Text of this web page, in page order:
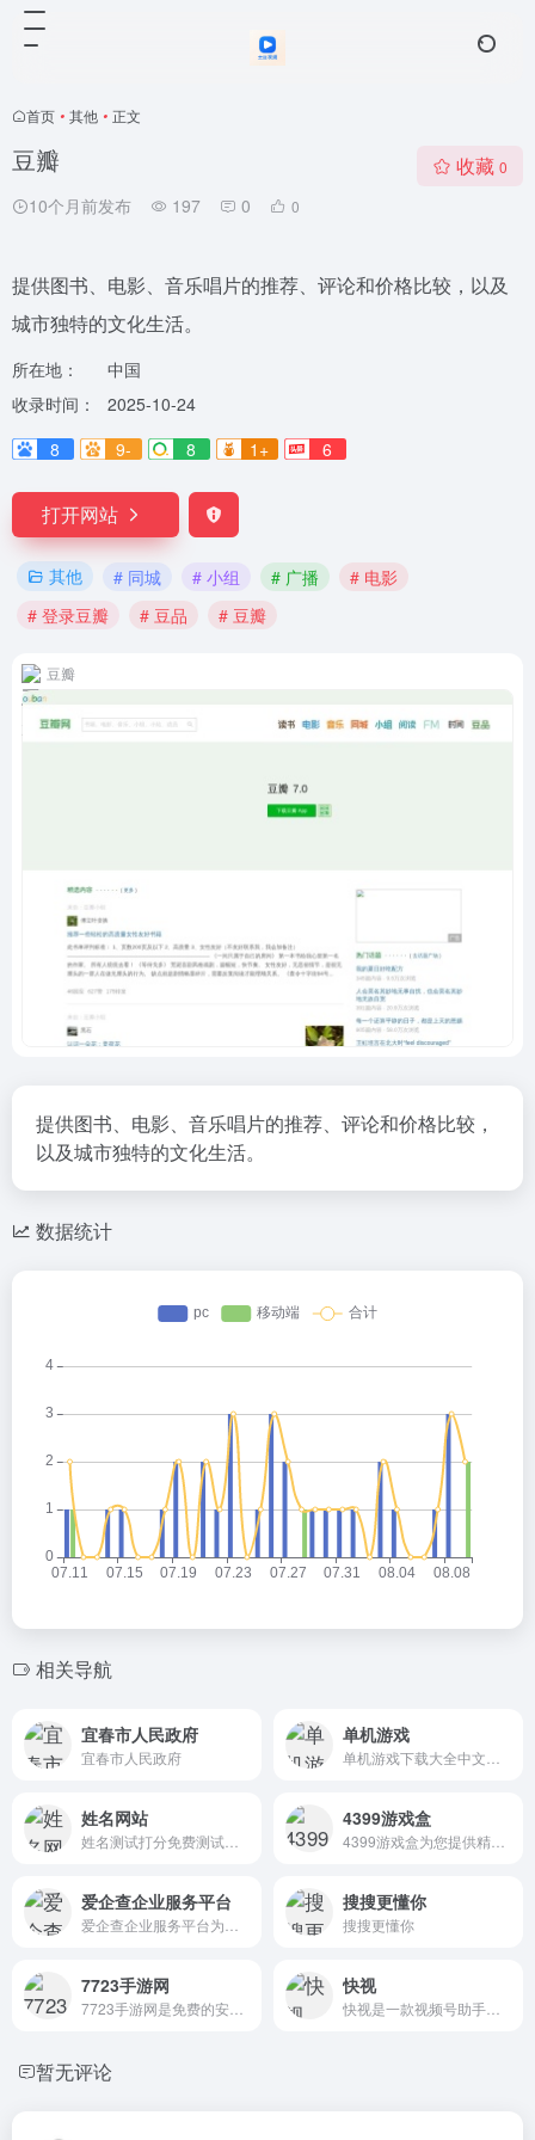
首页 • 其他 • 正文
豆瓣
10个月前发布 197 0 0
收藏 0
提供图书、电影、音乐唱片的推荐、评论和价格比较，以及
城市独特的文化生活。
所在地：
中国
收录时间：
2025-10-24
8
9- 8 1+ 6
打开网站
其他 # 同城 # 小组 # 广播
# 电影
# 登录豆瓣
# 豆品 # 豆瓣
豆瓣
提供图书、电影、音乐唱片的推荐、评论和价格比较，
以及城市独特的文化生活。
数据统计
相关导航
宜春市人民政府
宜春市人民政府
单机游戏
姓名网站 4399游戏盒
爱企查企业服务平台 搜搜更懂你
搜搜更懂你
7723手游网 快视
暂无评论